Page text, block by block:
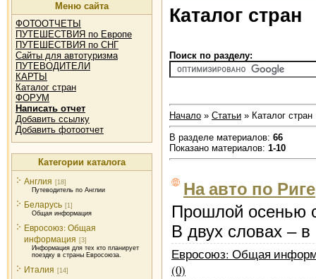
Меню сайта
ФОТООТЧЕТЫ
ПУТЕШЕСТВИЯ по Европе
ПУТЕШЕСТВИЯ по СНГ
Сайты для автотуризма
ПУТЕВОДИТЕЛИ
КАРТЫ
Каталог стран
ФОРУМ
Написать отчет
Добавить ссылку
Добавить фотоотчет
Категории каталога
Англия [18]
Путеводитель по Англии
Беларусь [1]
Общая информация
Евросоюз: Общая
информация [3]
Информация для тех кто планирует
поездку в страны Евросоюза.
Италия [14]
Каталог стран
Поиск по разделу:
Начало » Статьи » Каталог стран
В разделе материалов: 66
Показано материалов: 1-10
На авто по Риге
Прошлой осенью
В двух словах –
Евросоюз: Общая
(0)